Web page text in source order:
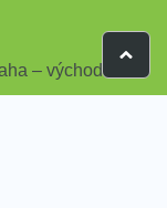
– východ